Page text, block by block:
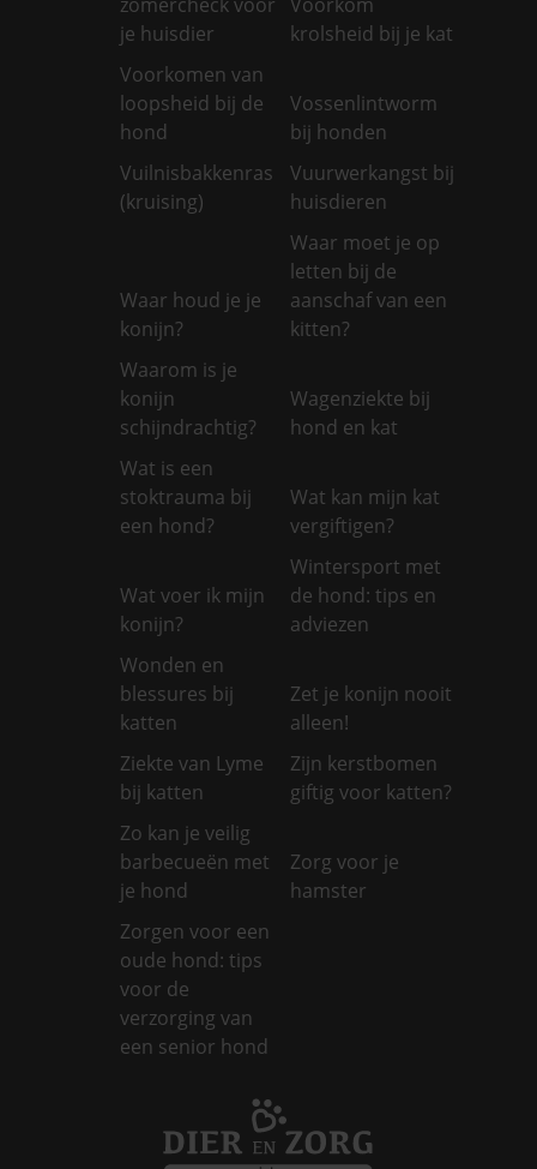
je huisdier
krolsheid bij je kat
Voorkomen van
loopsheid bij de
hond
Vossenlintworm
bij honden
Vuilnisbakkenras
(kruising)
Vuurwerkangst bij
huisdieren
Waar houd je je
konijn?
Waar moet je op
letten bij de
aanschaf van een
kitten?
Waarom is je
konijn
schijndrachtig?
Wagenziekte bij
hond en kat
Wat is een
stoktrauma bij
een hond?
Wat kan mijn kat
vergiftigen?
Wat voer ik mijn
konijn?
Wintersport met
de hond: tips en
adviezen
Wonden en
blessures bij
katten
Zet je konijn nooit
alleen!
Ziekte van Lyme
bij katten
Zijn kerstbomen
giftig voor katten?
Zo kan je veilig
barbecueën met
je hond
Zorg voor je
hamster
Zorgen voor een
oude hond: tips
voor de
verzorging van
een senior hond